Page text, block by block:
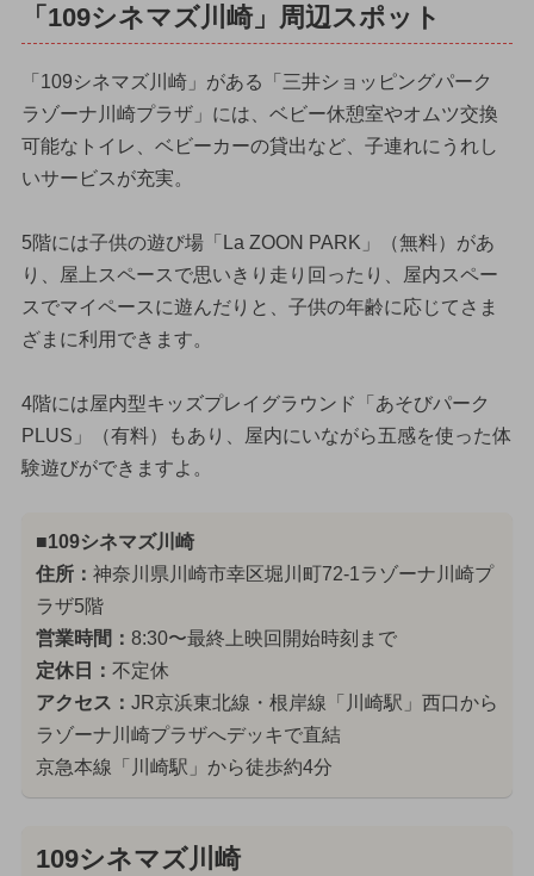
「109シネマズ川崎」周辺スポット
「109シネマズ川崎」がある「三井ショッピングパーク
ラゾーナ川崎プラザ」には、ベビー休憩室やオムツ交換
可能なトイレ、ベビーカーの貸出など、子連れにうれし
いサービスが充実。
5階には子供の遊び場「La ZOON PARK」（無料）があ
り、屋上スペースで思いきり走り回ったり、屋内スペー
スでマイペースに遊んだりと、子供の年齢に応じてさま
ざまに利用できます。
4階には屋内型キッズプレイグラウンド「あそびパーク
PLUS」（有料）もあり、屋内にいながら五感を使った体
験遊びができますよ。
■109シネマズ川崎
住所： 神奈川県川崎市幸区堀川町72-1ラゾーナ川崎プ
ラザ5階
営業時間： 8:30〜最終上映回開始時刻まで
定休日： 不定休
アクセス： JR京浜東北線・根岸線「川崎駅」西口から
ラゾーナ川崎プラザへデッキで直結
京急本線「川崎駅」から徒歩約4分
109シネマズ川崎